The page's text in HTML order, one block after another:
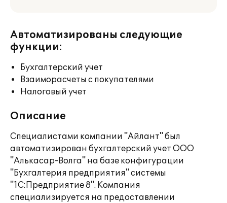
Автоматизированы следующие
функции:
Бухгалтерский учет
Взаиморасчеты с покупателями
Налоговый учет
Описание
Специалистами компании "Айлант" был
автоматизирован бухгалтерский учет ООО
"Алькасар-Волга" на базе конфигурации
"Бухгалтерия предприятия" системы
"1С:Предприятие 8". Компания
специализируется на предоставлении